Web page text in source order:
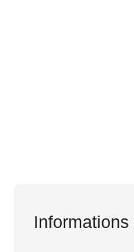
Informations